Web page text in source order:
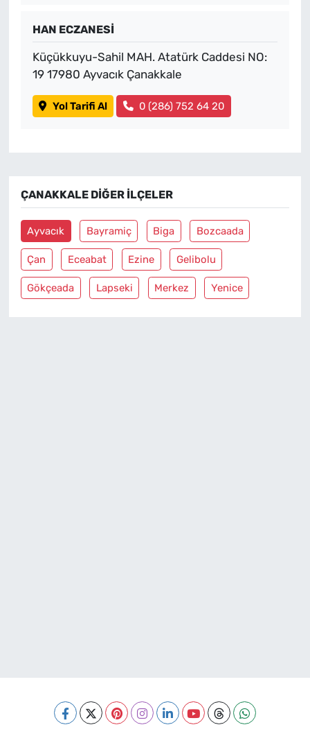
HAN ECZANESİ
Küçükkuyu-Sahil MAH. Atatürk Caddesi NO:
19 17980 Ayvacık Çanakkale
Yol Tarifi Al 0 (286) 752 64 20
ÇANAKKALE DIĞER İLÇELER
Ayvacık Bayramiç Biga Bozcaada
Çan Eceabat Ezine Gelibolu
Gökçeada Lapseki Merkez Yenice